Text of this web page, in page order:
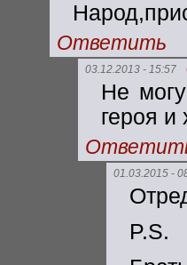
Ответить
03.12.2013 - 15:57
Не
героя и
01.03.2015 -
P.S.